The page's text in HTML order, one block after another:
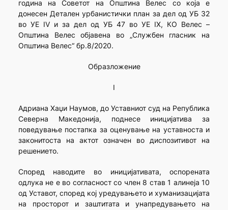
година на Советот на Општина Велес со која е
донесен Детален урбанистички план за дел од УБ 32
во УЕ IV и за дел од УБ 47 во УЕ IX, КО Велес –
Општина Велес објавена во „Службен гласник на
Општина Велес“ бр.8/2020.
Образложение
I
Адриана Хаџи Наумов, до Уставниот суд на Република
Северна Македонија, поднесе иницијатива за
поведување постапка за оценување на уставноста и
законитоста на актот означен во диспозитивот на
решението.
Според наводите во иницијативата, оспoрената
одлука не e во согласност со член 8 став 1 алинеjа 10
од Уставот, според кој уредувањето и хуманизацијата
на просторот и заштитата и унапредувањето на